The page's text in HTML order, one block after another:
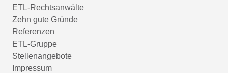
ETL-Rechtsanwälte
Zehn gute Gründe
Referenzen
ETL-Gruppe
Stellenangebote
Impressum